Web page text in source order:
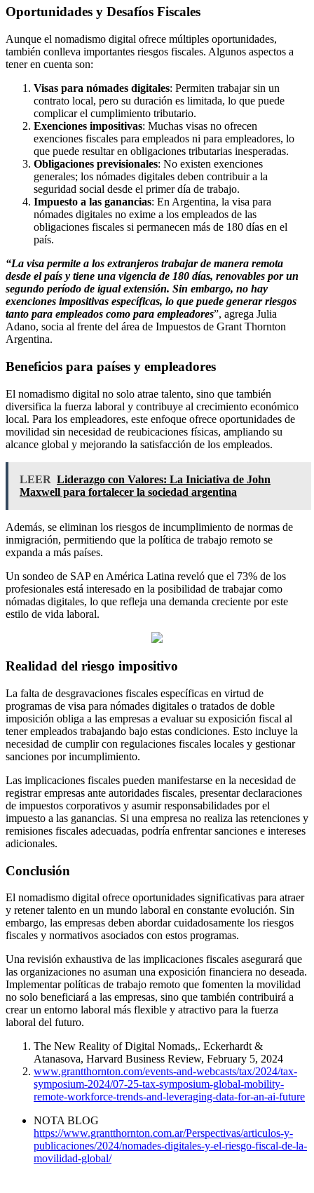
Oportunidades y Desafíos Fiscales
Aunque el nomadismo digital ofrece múltiples oportunidades,
también conlleva importantes riesgos fiscales. Algunos aspectos a
tener en cuenta son:
Visas para nómades digitales: Permiten trabajar sin un
contrato local, pero su duración es limitada, lo que puede
complicar el cumplimiento tributario.
Exenciones impositivas: Muchas visas no ofrecen
exenciones fiscales para empleados ni para empleadores, lo
que puede resultar en obligaciones tributarias inesperadas.
Obligaciones previsionales: No existen exenciones
generales; los nómades digitales deben contribuir a la
seguridad social desde el primer día de trabajo.
Impuesto a las ganancias: En Argentina, la visa para
nómades digitales no exime a los empleados de las
obligaciones fiscales si permanecen más de 180 días en el
país.
“La visa permite a los extranjeros trabajar de manera remota
desde el país y tiene una vigencia de 180 días, renovables por un
segundo período de igual extensión. Sin embargo, no hay
exenciones impositivas específicas, lo que puede generar riesgos
tanto para empleados como para empleadores”, agrega Julia
Adano, socia al frente del área de Impuestos de Grant Thornton
Argentina.
Beneficios para países y empleadores
El nomadismo digital no solo atrae talento, sino que también
diversifica la fuerza laboral y contribuye al crecimiento económico
local. Para los empleadores, este enfoque ofrece oportunidades de
movilidad sin necesidad de reubicaciones físicas, ampliando su
alcance global y mejorando la satisfacción de los empleados.
LEER Liderazgo con Valores: La Iniciativa de John
Maxwell para fortalecer la sociedad argentina
Además, se eliminan los riesgos de incumplimiento de normas de
inmigración, permitiendo que la política de trabajo remoto se
expanda a más países.
Un sondeo de SAP en América Latina reveló que el 73% de los
profesionales está interesado en la posibilidad de trabajar como
nómadas digitales, lo que refleja una demanda creciente por este
estilo de vida laboral.
Realidad del riesgo impositivo
La falta de desgravaciones fiscales específicas en virtud de
programas de visa para nómades digitales o tratados de doble
imposición obliga a las empresas a evaluar su exposición fiscal al
tener empleados trabajando bajo estas condiciones. Esto incluye la
necesidad de cumplir con regulaciones fiscales locales y gestionar
sanciones por incumplimiento.
Las implicaciones fiscales pueden manifestarse en la necesidad de
registrar empresas ante autoridades fiscales, presentar declaraciones
de impuestos corporativos y asumir responsabilidades por el
impuesto a las ganancias. Si una empresa no realiza las retenciones y
remisiones fiscales adecuadas, podría enfrentar sanciones e intereses
adicionales.
Conclusión
El nomadismo digital ofrece oportunidades significativas para atraer
y retener talento en un mundo laboral en constante evolución. Sin
embargo, las empresas deben abordar cuidadosamente los riesgos
fiscales y normativos asociados con estos programas.
Una revisión exhaustiva de las implicaciones fiscales asegurará que
las organizaciones no asuman una exposición financiera no deseada.
Implementar políticas de trabajo remoto que fomenten la movilidad
no solo beneficiará a las empresas, sino que también contribuirá a
crear un entorno laboral más flexible y atractivo para la fuerza
laboral del futuro.
The New Reality of Digital Nomads,. Eckerhardt &
Atanasova, Harvard Business Review, February 5, 2024
www.grantthornton.com/events-and-webcasts/tax/2024/tax-
symposium-2024/07-25-tax-symposium-global-mobility-
remote-workforce-trends-and-leveraging-data-for-an-ai-future
NOTA BLOG
https://www.grantthornton.com.ar/Perspectivas/articulos-y-
publicaciones/2024/nomades-digitales-y-el-riesgo-fiscal-de-la-
movilidad-global/